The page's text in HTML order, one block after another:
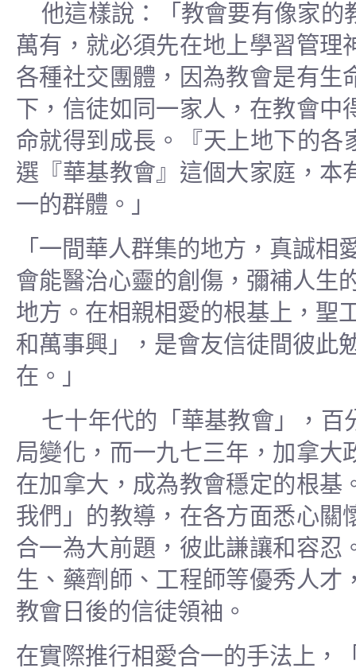
他這樣說：「教會要有像家的
萬有，就必須先在地上學習管
各種社交團體，因為教會是有生
下，信徒如同一家人，在教會
命就得到成長。『天上地下的各
選『華基教會』這個大家庭，本
一的群體。」
「一間華人群集的地方，真誠
會能醫治心靈的創傷，彌補人生
地方。在相親相愛的根基上，聖
和萬事興」，是會友信徒間彼此
在。」
七十年代的「華基教會」，百
局變化，而一九七三年，加拿
在加拿大，成為教會穩定的根基
我們」的教導，在各方面悉心關
合一為大前題，彼此謙讓和容忍
生、藥劑師、工程師等優秀人才
教會日後的信徒領袖。
在實際推行相愛合一的手法上，